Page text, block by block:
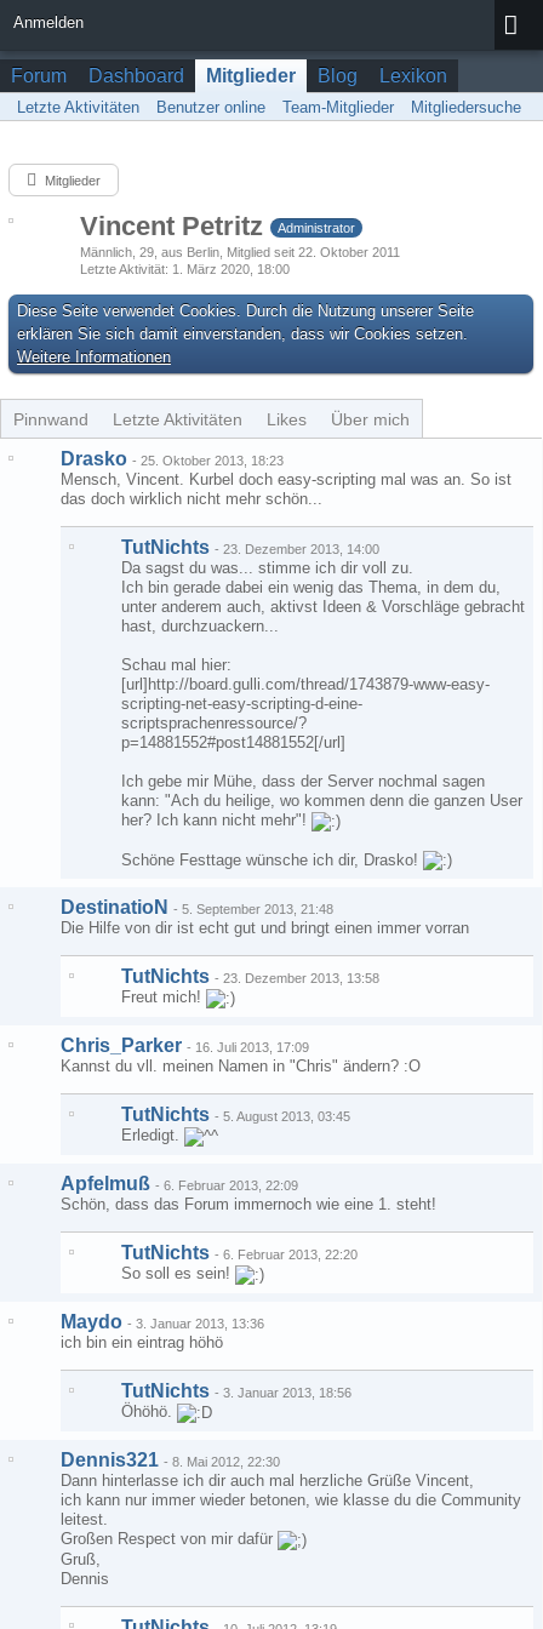
Anmelden
Forum Dashboard Mitglieder Blog Lexikon
Letzte Aktivitäten Benutzer online Team-Mitglieder Mitgliedersuche
Mitglieder
Vincent Petritz
Administrator
Männlich 29 aus Berlin Mitglied seit 22. Oktober 2011
Letzte Aktivität 1. März 2020, 18:00
Diese Seite verwendet Cookies. Durch die Nutzung unserer Seite
erklären Sie sich damit einverstanden, dass wir Cookies setzen.
Weitere Informationen
Pinnwand Letzte Aktivitäten Likes Über mich
Drasko - 25. Oktober 2013, 18:23
Mensch, Vincent. Kurbel doch easy-scripting mal was an. So ist
das doch wirklich nicht mehr schön...
TutNichts - 23. Dezember 2013, 14:00
Da sagst du was... stimme ich dir voll zu.
Ich bin gerade dabei ein wenig das Thema, in dem du,
unter anderem auch, aktivst Ideen & Vorschläge gebracht
hast, durchzuackern...
Schau mal hier:
[url]http://board.gulli.com/thread/1743879-www-easy-
scripting-net-easy-scripting-d-eine-
scriptsprachenressource/?
p=14881552#post14881552[/url]
Ich gebe mir Mühe, dass der Server nochmal sagen
kann: "Ach du heilige, wo kommen denn die ganzen User
her? Ich kann nicht mehr"!
Schöne Festtage wünsche ich dir, Drasko!
DestinatioN - 5. September 2013, 21:48
Die Hilfe von dir ist echt gut und bringt einen immer vorran
TutNichts - 23. Dezember 2013, 13:58
Freut mich!
Chris_Parker - 16. Juli 2013, 17:09
Kannst du vll. meinen Namen in "Chris" ändern? :O
TutNichts - 5. August 2013, 03:45
Erledigt.
Apfelmuß - 6. Februar 2013, 22:09
Schön, dass das Forum immernoch wie eine 1. steht!
TutNichts - 6. Februar 2013, 22:20
So soll es sein!
Maydo - 3. Januar 2013, 13:36
ich bin ein eintrag höhö
TutNichts - 3. Januar 2013, 18:56
Öhöhö.
Dennis321 - 8. Mai 2012, 22:30
Dann hinterlasse ich dir auch mal herzliche Grüße Vincent,
ich kann nur immer wieder betonen, wie klasse du die Community
leitest.
Großen Respect von mir dafür
Gruß,
Dennis